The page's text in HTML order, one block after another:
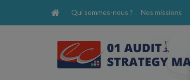
Qui sommes-nous ? Nos missions